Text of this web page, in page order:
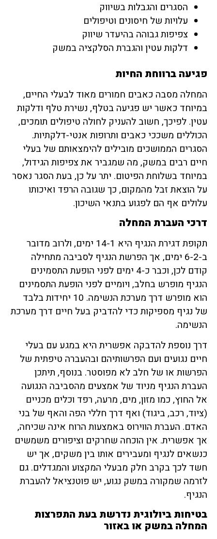
הסגרים והגבלות בשיווק
עלויות של חיסונים וטיפולים
צפיפות גבוהה בהיעדר שיווק
דלקות עטין והגברת הסלקציה במשק
פגיעה ברווחת החיות
המחלה מסבה כאבים חמורים מאוד לבעלי החיים,
במיוחד כאשר יש פגיעה בטלף, נשירת טלף ודלקות
עטין. לפיכך, חשוב להעניק לחולה טיפולים תומכים,
הכוללים משככי כאבים ותרופות אנטי-דלקתיות.
הסגרים הממושכים מובילים להימצאותם של בעלי
חיים רבים במשק, מה שמגביר את צפיפות הגידול,
במיוחד בשלוחת הפיטום. יתר על כן, בעת הסגר נאסר
על הוצאת זבל מהמקום, כך שגובה הרפד ואיכותו
עלולים אף הם לפגוע בתנאי השיכון.
דרכי העברת המחלה
תקופת דגירת הנגיף היא 14-1 ימים, ולרוב מדובר
ב-6-2 ימים, אך הפרשת הנגיף לסביבה מתחילה
קודם לכן, וכבר כ-4 ימים לפני הופעת התסמינים
הנגיף מופרש בחלב, ויומיים לפני הופעת התסמינים
הוא מופרש דרך מערכת הנשימה. 10 יחידות בלבד
של נגיף מספיקות כדי להדביק בעל חיים דרך מערכת
הנשימה.
דרך נוספת להדבקה אפשרית היא במגע עם בעלי
חיים נגועים ועם הפרשותיהם ובהעברה טיפתית של
הפרשות או של חלב לא מפוסטר. בנוסף, תיתכן
העברת הנגיף מניוד של אמצעים מהסביבה הנגועה
אל החוץ, כמו מזון, מים, מרעה, רפד וכלים מכניים
(ציוד, רכב, ביגוד) ואף דרך חללי הפה והאף של בני
האדם. העברת הווירוס באמצעות הרוח אינה שכיחה,
אך אפשרית. אין הוכחה שחרקים וציפורים משמשים
כנשאים לנגיף ומעבירים אותו בין משקים, אך יש
חשד לכך בקרב חלק מבעלי המקצוע והמגדלים. גם
לזרמה שמקורה במשק נגוע, יש פוטנציאל להעברת
הנגיף.
בטיחות ביולוגית נדרשת בעת התפרצות
המחלה במשק או באזור